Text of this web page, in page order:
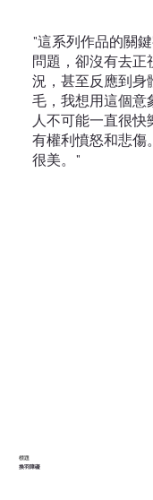
"這系列作品的關
問題，卻沒有去正
況，甚至反應到身
毛，我想用這個意
人不可能一直很
有權利憤怒和悲傷
很美。"
標題
換羽障礙